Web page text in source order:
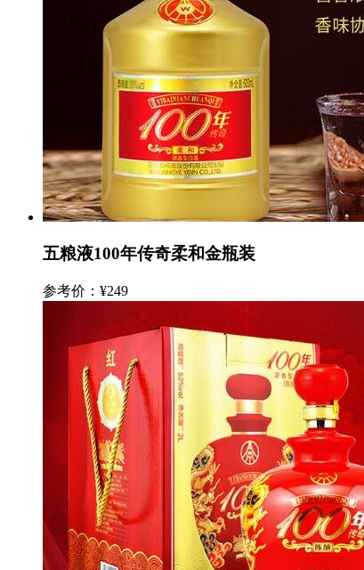
五粮液100年传奇柔和金瓶装
参考价：¥249